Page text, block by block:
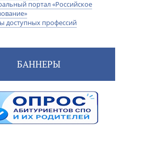
портал «Российское
доступных профессий
БАННЕРЫ